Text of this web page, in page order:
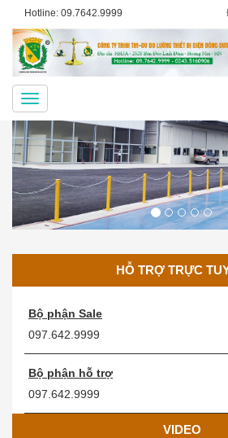
Hotline: 09.7642.9999
Menu
HỖ TRỢ TRỰC
Bộ phận Sale
097.642.9999
Bộ phận hỗ trợ
097.642.9999
VIDEO